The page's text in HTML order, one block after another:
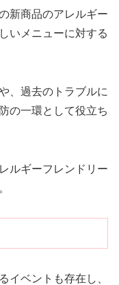
新商品のアレルギー
いメニューに対する
、過去のトラブルに
の一環として役立ち
ルギーフレンドリー
イベントも存在し、